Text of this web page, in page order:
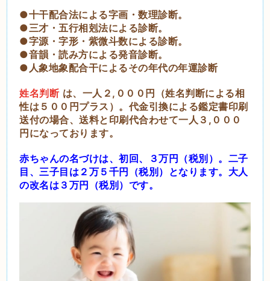
●十干配合法による字画・数理診断。
●三才・五行相剋法による診断。
●字源・字形・紫微斗数による診断。
●音韻・読み方による発音診断。
●人象地象配合干によるその年代の年運診断
姓名判断 は、一人２,０００円（姓名判断による相
性は５００円プラス）。代金引換による鑑定書印刷
送付の場合、送料と印刷代合わせて一人３,０００
円になっております。
赤ちゃんの名づけは、初回、３万円（税別）。二子
目、三子目は２万５千円（税別）となります。大人
の改名は３万円（税別）です。